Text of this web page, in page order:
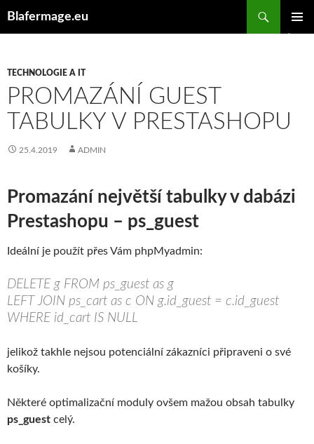
Blafermage.eu
WEBU
TECHNOLOGIE A IT
PROMAZÁNÍ GUEST
TABULKY V PRESTASHOPU
25.4.2019 ADMIN
Promazání největší tabulky v dabázi
Prestashopu – ps_guest
Ideální je použít přes Vám phpMyadmin:
DELETE g FROM ps_guest as g
LEFT JOIN ps_cart as c ON g.id_guest = c.id_guest
WHERE id_cart IS NULL
jelikož takhle nejsou potenciální zákazníci připraveni o své
košíky.
Některé optimalizační moduly ovšem mažou obsah tabulky
ps_guest celý.